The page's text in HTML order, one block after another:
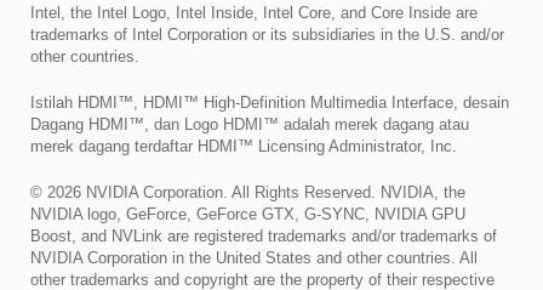
Intel, the Intel Logo, Intel Inside, Intel Core, and Core Inside are
trademarks of Intel Corporation or its subsidiaries in the U.S. and/or
other countries.
Istilah HDMI™, HDMI™ High-Definition Multimedia Interface, desain
Dagang HDMI™, dan Logo HDMI™ adalah merek dagang atau
merek dagang terdaftar HDMI™ Licensing Administrator, Inc.
© 2026 NVIDIA Corporation. All Rights Reserved. NVIDIA, the
NVIDIA logo, GeForce, GeForce GTX, G-SYNC, NVIDIA GPU
Boost, and NVLink are registered trademarks and/or trademarks of
NVIDIA Corporation in the United States and other countries. All
other trademarks and copyright are the property of their respective